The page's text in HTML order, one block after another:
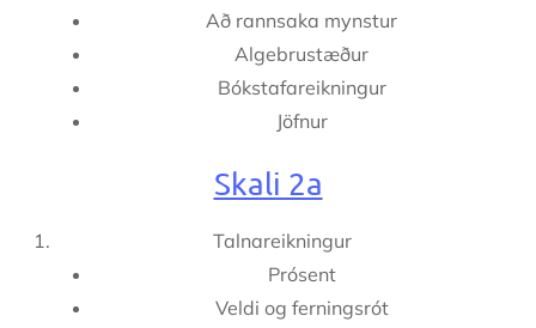
Að rannsaka mynstur
Algebrustæður
Bókstafareikningur
Jöfnur
Skali 2a
Talnareikningur
Prósent
Veldi og ferningsrót